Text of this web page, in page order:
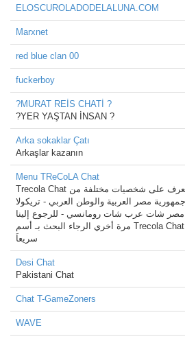
ELOSCUROLADODELALUNA.COM
Marxnet
red blue clan 00
fuckerboy
?MURAT REİS CHATİ ?
?YER YAŞTAN İNSAN ?
Arka sokaklar Çatı
Arkaşlar kazanın
Menu TReCoLA Chat
Trecola Chat شات تعارف - تعرف على شخصيات مختلفة من
مصر العربية والوطن العربي - تريكولا
شات عرب شات رومانسي - للرجوع إلينا
مرة أخري الرجاء البحث بـ أسم Trecola Chat والدخول الينا
سريعاَ
Desi Chat
Pakistani Chat
Chat T-GameZoners
WAVE